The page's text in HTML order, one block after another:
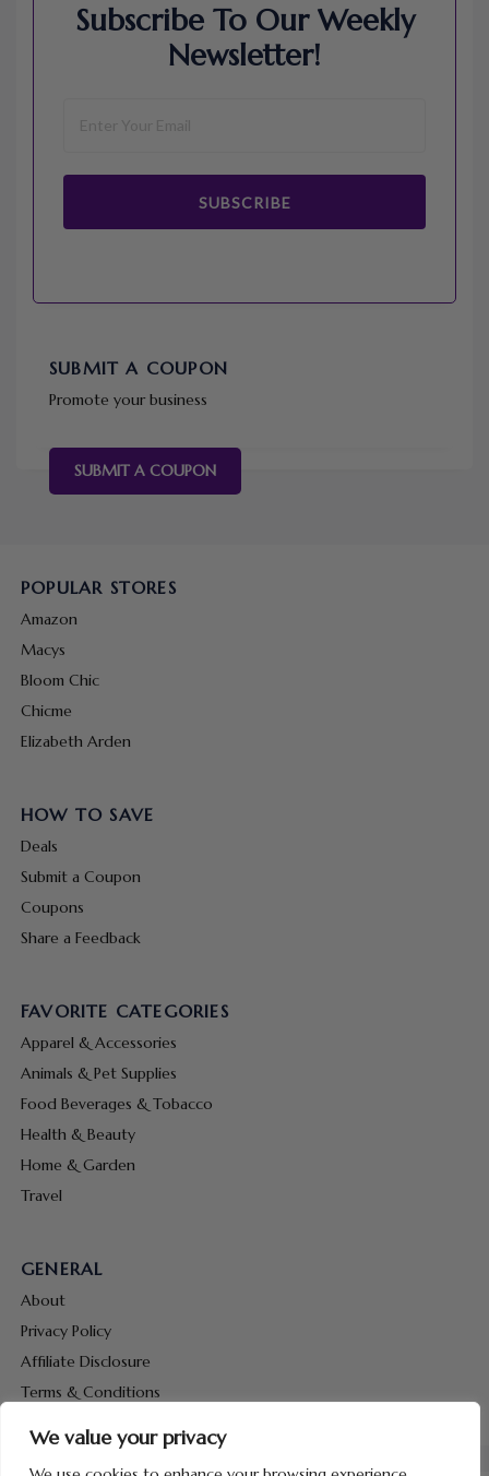
We value your privacy
Subscribe To Our Weekly
Newsletter!
SUBSCRIBE
SUBMIT A COUPON
Promote your business
SUBMIT A COUPON
POPULAR STORES
Amazon
Macys
Bloom Chic
Chicme
Elizabeth Arden
HOW TO SAVE
Deals
Submit a Coupon
Coupons
Share a Feedback
FAVORITE CATEGORIES
Apparel & Accessories
Animals & Pet Supplies
Food Beverages & Tobacco
Health & Beauty
Home & Garden
Travel
GENERAL
About
Privacy Policy
Affiliate Disclosure
Terms & Conditions